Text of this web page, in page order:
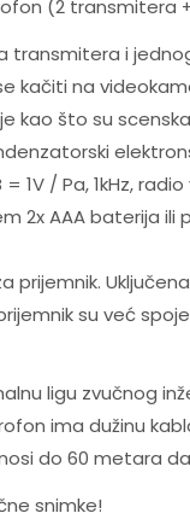
(2 transmitera
transmitera i
kačiti na
kao što su
/ Pa, 1kHz,
2x AAA baterija ili
prijemnik.
su već
ligu zvučnog
ima dužinu
do 60 metara
snimke!